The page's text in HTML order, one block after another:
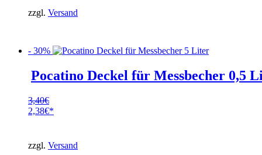
8,79€
ist:
6,15€.
zzgl. Versand
- 30%
Pocatino Deckel für Messbecher 0,5
3,40€
Ursprünglicher
3,40€
2,38€
ist:
2,38€.
zzgl. Versand